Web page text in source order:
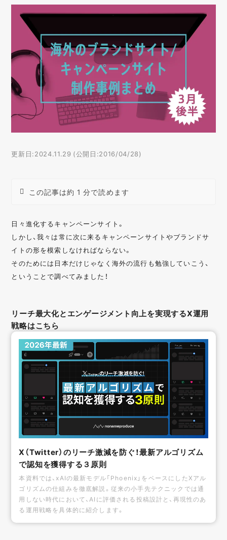
更新日:2024.11.29 (公開日:2016/04/28)
この記事は約 1 分で読めます
日々進化するキャンペーンサイト。
しかし、我々は常に次に来るキャンペーンサイトやブランドサ
イトの形を模索しなければならない。
そのためには日本だけじゃなく海外の流行も勉強していこう、
ということで調べてみました！
リーチ最大化とエンゲージメント向上を実現するX運用
戦略はこちら
X（Twitter）のリーチ激減を防ぐ！最新アルゴリズム
で認知を獲得する３原則
本資料では、xAIの最新モデル「Phoenix」をベースにしたXアル
ゴリズムの仕組みを徹底解説。従来の小手先テクニックでは通
用しない時代において、AIに評価される投稿設計と、再現性のあ
る運用戦略を具体的に紹介します。